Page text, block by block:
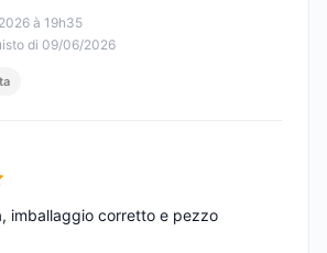
à 19h35
di 09/06/2026
imballaggio corretto e pezzo